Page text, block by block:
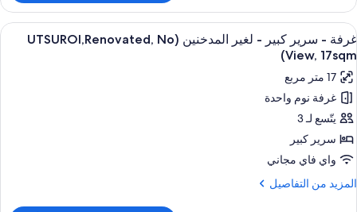
غرفة
ديلوكس
بسريرين
منفصلين
لغير
المدخنين
استعراض
جميع
صور
غرفة
-
سرير
كبير
-
لغير
المدخنين
أغطية فراش متميزة وخزنة داخل الغرفة
5
غرفة - سرير كبير - لغير المدخنين (UTSUROI,Renovated, No
View, 17sqm)
17 متر مربع
غرفة نوم واحدة
يتّسع لـ 3
سرير كبير
واي فاي مجاني
المزيد من التفاصيل
المزيد